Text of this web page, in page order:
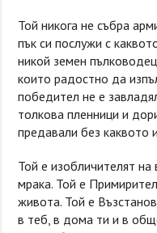
Той никога не събра
пък си послужи с
никой земен
които радостно да
победител не е
толкова пленници и
предавали без каквото
Той е изобличителят на
мрака. Той е
живота. Той е
в теб, в дома ти и в